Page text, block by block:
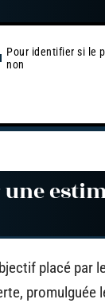
Pour identifier si le
non
placé par
promulguée